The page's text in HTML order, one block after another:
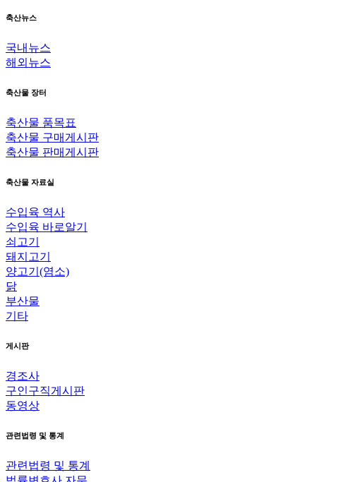
축산뉴스
국내뉴스
해외뉴스
축산물 장터
축산물 품목표
축산물 구매게시판
축산물 판매게시판
축산물 자료실
수입육 역사
수입육 바로알기
쇠고기
돼지고기
양고기(염소)
닭
부산물
기타
게시판
경조사
구인구직게시판
동영상
관련법령 및 통계
관련법령 및 통계